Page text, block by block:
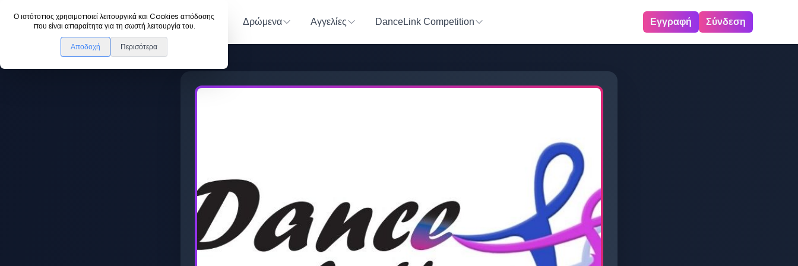
Ο ιστότοπος χρησιμοποιεί λειτουργικά και Cookies απόδοσης
που είναι απαραίτητα για τη σωστή λειτουργία του.
Αποδοχή Περισότερα
DanceLink Μέλη Δρώμενα Αγγελίες DanceLink Competition Εγγραφή Σύνδεση